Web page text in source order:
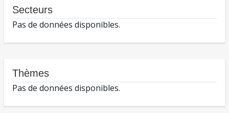
Secteurs
Pas de données disponibles.
Thèmes
Pas de données disponibles.